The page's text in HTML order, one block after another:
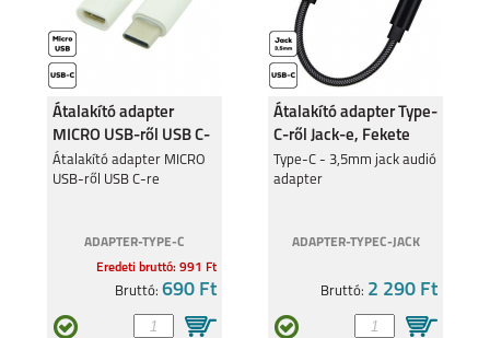
Átalakító adapter
MICRO USB-ről USB C-
re
Átalakító adapter MICRO
USB-ről USB C-re
ADAPTER-TYPE-C
Eredeti bruttó: 991 Ft
Bruttó: 690 Ft
Átalakító adapter Type-
C-ről Jack-e, Fekete
Type-C - 3,5mm jack audió
adapter
ADAPTER-TYPEC-JACK
Bruttó: 2 290 Ft